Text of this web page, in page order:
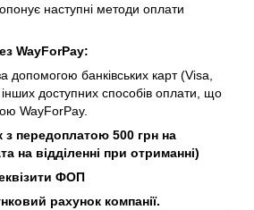
наступні методи оплати
WayForPay:
допомогою банківських карт (Visa,
доступних способів оплати, що
WayForPay.
з передоплатою 500 грн на
на відділенні при отриманні)
ФОП
рахунок компанії.